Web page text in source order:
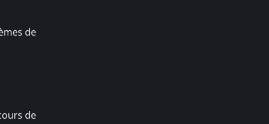
de
de